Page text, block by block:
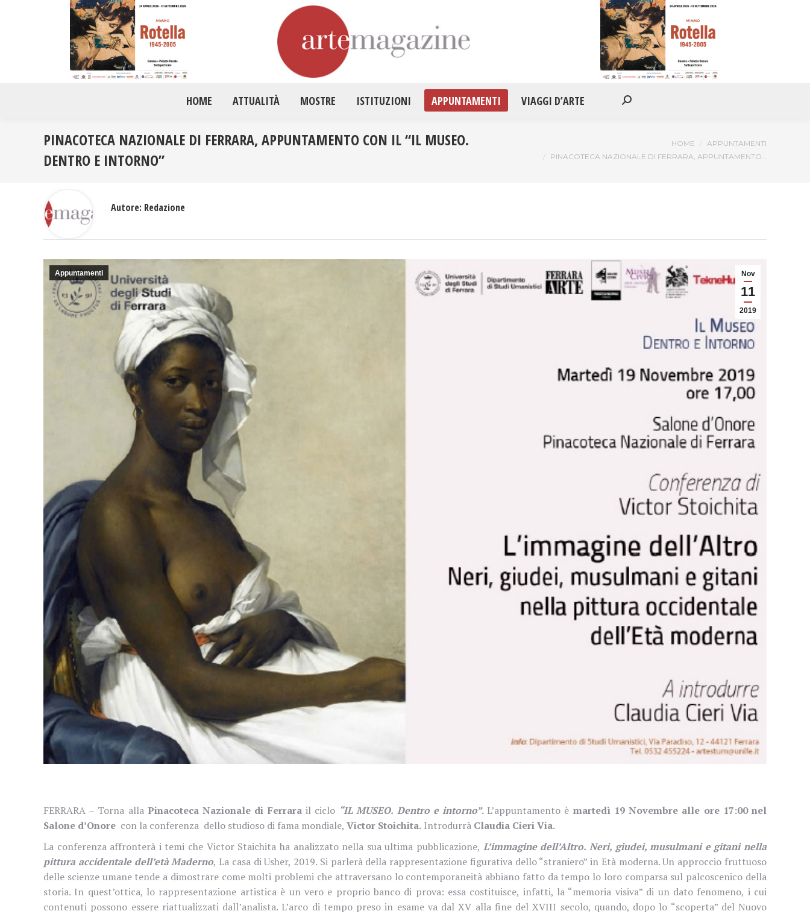
HOME ATTUALITÀ MOSTRE ISTITUZIONI APPUNTAMENTI VIAGGI D’ARTE Cerca:
PINACOTECA NAZIONALE DI FERRARA, APPUNTAMENTO CON IL “IL MUSEO.
DENTRO E INTORNO”
HOME
APPUNTAMENTI
PINACOTECA NAZIONALE DI FERRARA, APPUNTAMENTO…
Nov
11
2019
Appuntamenti
FERRARA – Torna allaPinacoteca Nazionale di Ferrara il ciclo “IL MUSEO. Dentro e intorno”. L’appuntamento è martedì 19 Novembre alle ore 17:00 nel
Salone d’Onore con la conferenza dello studioso di fama mondiale, Victor Stoichita. Introdurrà Claudia Cieri Via.
La conferenza affronterà i temi che Victor Staichita ha analizzato nella sua ultima pubblicazione, L’immagine dell’Altro. Neri, giudei, musulmani e gitani nella
pittura accidentale dell’età Maderno, La casa di Usher, 2019. Si parlerà della rappresentazione figurativa dello “straniero” in Età moderna. Un approccio fruttuoso
delle scienze umane tende a dimostrare come molti problemi che attraversano lo contemporaneità abbiano fatto da tempo lo loro comparsa sul palcoscenico della
storia. In quest’ottica, lo rappresentazione artistica è un vero e proprio banco di prova: essa costituisce, infatti, la “memoria visiva” di un dato fenomeno, i cui
contenuti possono essere riattualizzati dall’analista. L’arco di tempo preso in esame va dal XV alla fine del XVIII secolo, quando, dopo lo “scoperta” del Nuovo
Autore: Redazione
HOME APPUNTAMENTI VIAGGI D’ARTE